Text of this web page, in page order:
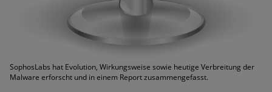
SophosLabs hat Evolution, Wirkungsweise sowie heutige Verbreitung der
Malware erforscht und in einem Report zusammengefasst.